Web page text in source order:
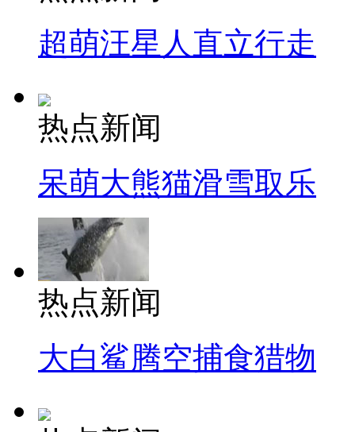
超萌汪星人直立行走
热点新闻
呆萌大熊猫滑雪取乐
热点新闻
大白鲨腾空捕食猎物